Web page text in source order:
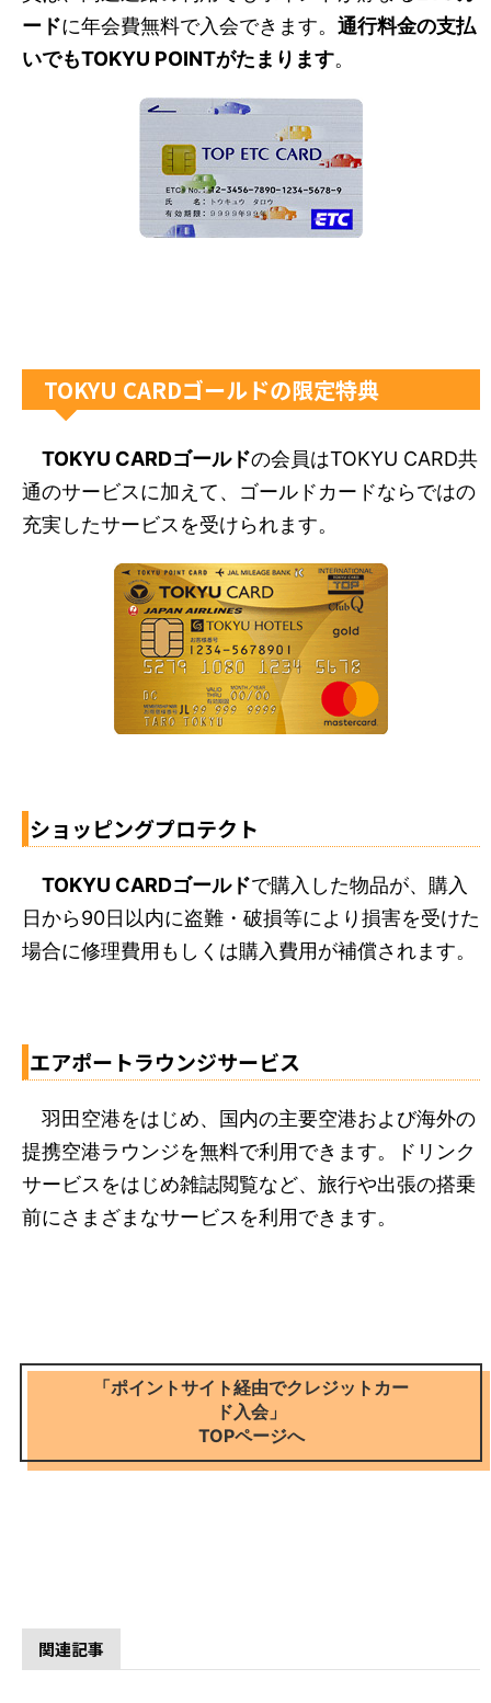
ードに年会費無料で入会できます。 通行料金の支払
いでもTOKYU POINTがたまります。
TOKYU CARDゴールドの限定特典
TOKYU CARDゴールドの会員はTOKYU CARD共
通のサービスに加えて、ゴールドカードならではの
充実したサービスを受けられます。
ショッピングプロテクト
TOKYU CARDゴールドで購入した物品が、購入
日から90日以内に盗難・破損等により損害を受けた
場合に修理費用もしくは購入費用が補償されます。
エアポートラウンジサービス
羽田空港をはじめ、国内の主要空港および海外の
提携空港ラウンジを無料で利用できます。ドリンク
サービスをはじめ雑誌閲覧など、旅行や出張の搭乗
前にさまざまなサービスを利用できます。
「ポイントサイト経由でクレジットカー
ド入会」
TOPページへ
関連記事